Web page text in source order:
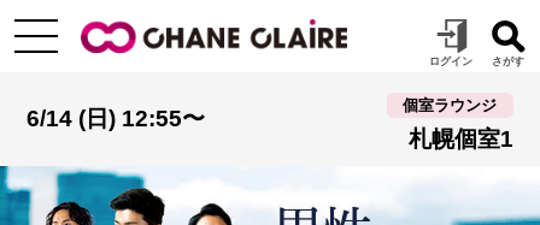
6/14 (日) 12:55〜
個室ラウンジ
札幌個室1